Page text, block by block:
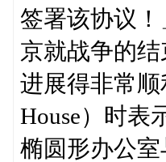
签署该协议
京就战争的
进展得非常
House）时表
椭圆形办公